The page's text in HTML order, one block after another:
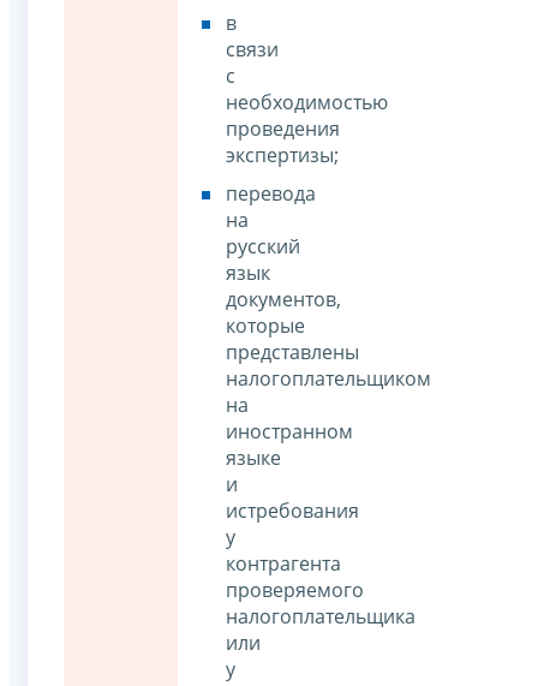
в
связи
с
необходимостью
проведения
экспертизы;
перевода
на
русский
язык
документов,
которые
представлены
налогоплательщиком
на
иностранном
языке
и
истребования
у
контрагента
проверяемого
налогоплательщика
или
у